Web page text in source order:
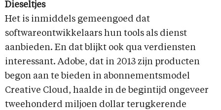
Dieseltjes
Het is inmiddels gemeengoed dat
softwareontwikkelaars hun tools als dienst
aanbieden. En dat blijkt ook qua verdiensten
interessant. Adobe, dat in 2013 zijn producten
begon aan te bieden in abonnementsmodel
Creative Cloud, haalde in de begintijd ongeveer
tweehonderd miljoen dollar terugkerende